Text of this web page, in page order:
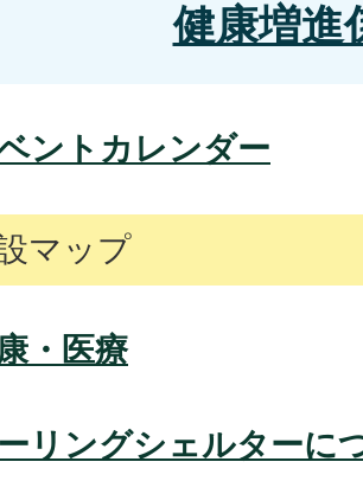
健康増進
ントカレンダー
マップ
・医療
リングシェルターに